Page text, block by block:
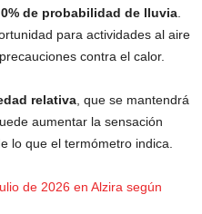
0% de probabilidad de lluvia.
para actividades al aire
contra el calor.
relativa, que se mantendrá
aumentar la sensación
lo que el termómetro indica.
de 2026 en Alzira según